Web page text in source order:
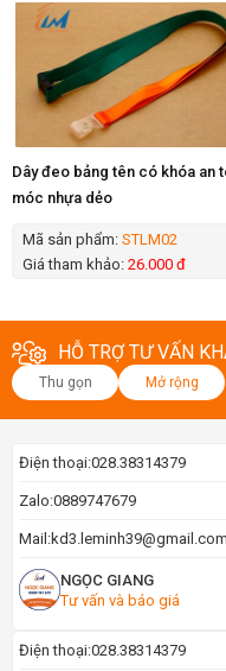
Dây đeo bảng tên có khóa an
móc nhựa dẻo
Mã sản phẩm: STLM02
Giá tham khảo: 26.000 đ
HỖ TRỢ TƯ VẤN
Thu gọn Mở rộng
Điện thoại:028.38314379
Zalo:0889747679
Mail:kd3.leminh39@gmail.com
NGỌC GIANG
Tư vấn và báo giá
Điện thoại:028.38314379